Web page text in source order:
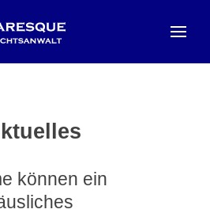
können ein